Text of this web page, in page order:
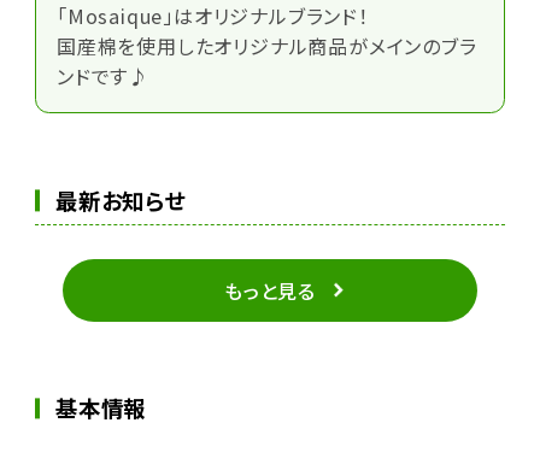
「Mosaique」はオリジナルブランド！
国産棉を使用したオリジナル商品がメインのブラ
ンドです♪
最新お知らせ
もっと見る
基本情報